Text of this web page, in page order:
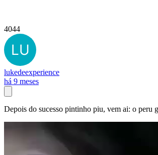
4044
lukedeexperience
há 9 meses
Depois do sucesso pintinho piu, vem ai: o peru